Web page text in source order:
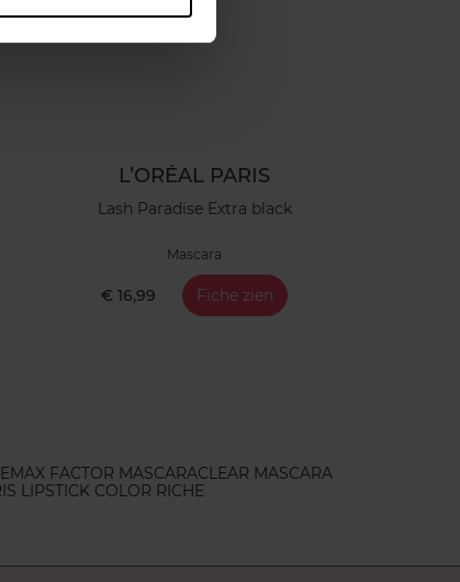
L’ORÉAL PARIS
Lash Paradise Extra black
Mascara
€ 16,99 Fiche zien
MAX FACTOR MASCARACLEAR MASCARA
LIPSTICK COLOR RICHE